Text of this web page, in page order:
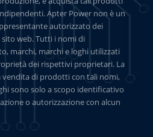
Apter Power non è un
autorizzato dei
web. Tutti i nomi di
marchi, marchi e loghi utilizzati
dei rispettivi proprietari. La
vendita di prodotti con tali nomi,
sono solo a scopo identificativo
o autorizzazione con alcun